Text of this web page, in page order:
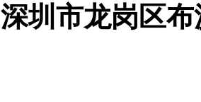
深圳市龙岗区